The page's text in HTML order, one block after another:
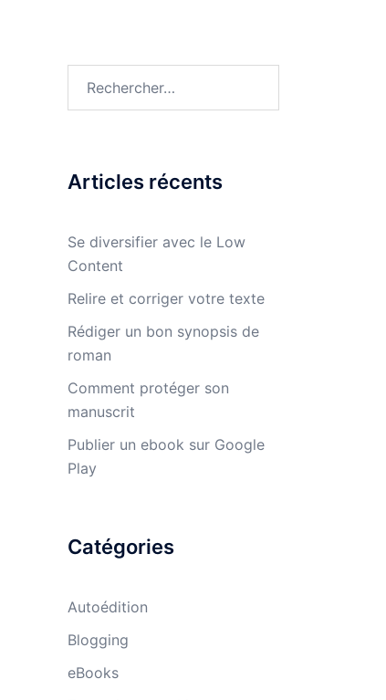
Articles récents
Se diversifier avec le Low
Content
Relire et corriger votre texte
Rédiger un bon synopsis de
roman
Comment protéger son
manuscrit
Publier un ebook sur Google
Play
Catégories
Autoédition
Blogging
eBooks